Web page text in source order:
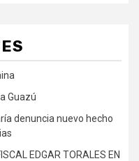
Guazú
denuncia nuevo hecho
EDGAR TORALES EN